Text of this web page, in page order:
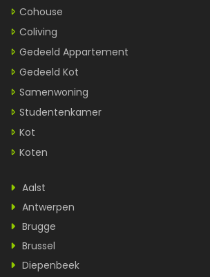
Cohouse
Coliving
Gedeeld Appartement
Gedeeld Kot
Samenwoning
Studentenkamer
Kot
Koten
Aalst
Antwerpen
Brugge
Brussel
Diepenbeek